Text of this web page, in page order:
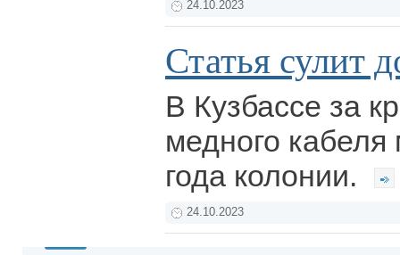
24.10.2023
Статья сулит
В Кузбассе за
медного кабеля
года колонии.
24.10.2023